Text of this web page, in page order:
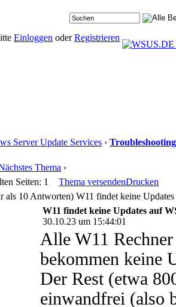
Einloggen oderRegistrieren
Server Update Services › Troubleshooting
Thema ›
Seiten: 1
Thema versendenDrucken
W11 findet keine
W11 findet keine Updates auf
30.10.23 um 15:44:01
Alle W11
bekommen keine
Der Rest (etwa
einwandfrei (also